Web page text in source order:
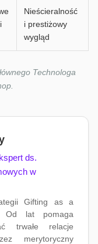
Nieścieralność
i prestiżowy
wygląd
Technologa
ds.
w
Gifting as a
Od lat pomaga
trwałe relacje
merytoryczny